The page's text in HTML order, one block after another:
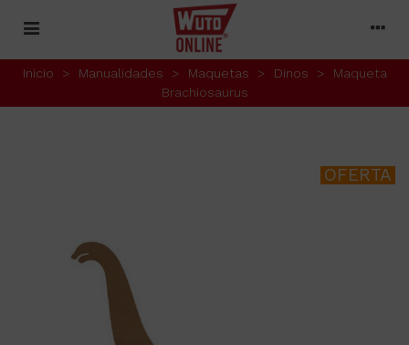
Inicio > Manualidades > Maquetas > Dinos >
Maqueta
Brachiosaurus
OFERTA